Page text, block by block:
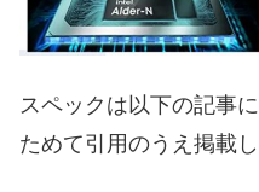
スペックは以下の記事
ためて引用のうえ掲載し